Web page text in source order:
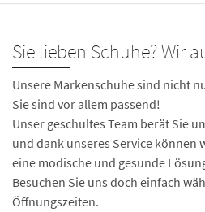
Sie lieben Schuhe? Wir
Unsere Markenschuhe sind nicht
Sie sind vor allem passend!
Unser geschultes Team berät Sie
und dank unseres Service können
eine modische und gesunde
Besuchen Sie uns doch einfach
Öffnungszeiten.